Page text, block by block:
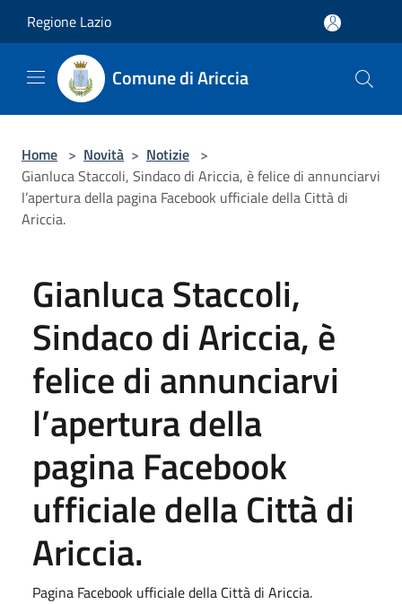
Regione Lazio
Comune di Ariccia
Home > Novità > Notizie >
Gianluca Staccoli, Sindaco di Ariccia, è felice di annunciarvi
l’apertura della pagina Facebook ufficiale della Città di
Ariccia.
Gianluca Staccoli,
Sindaco di Ariccia, è
felice di annunciarvi
l’apertura della
pagina Facebook
ufficiale della Città di
Ariccia.
Pagina Facebook ufficiale della Città di Ariccia.